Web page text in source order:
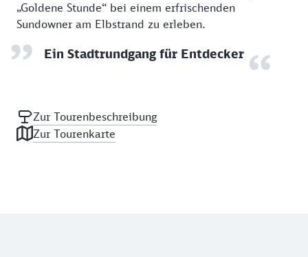
„Goldene Stunde“ bei einem erfrischenden
Sundowner am Elbstrand zu erleben.
Ein Stadtrundgang für Entdecker
Zur Tourenbeschreibung
Zur Tourenkarte